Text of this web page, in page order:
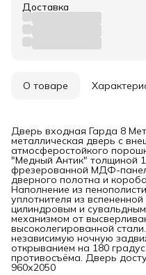
Доставка
О товаре
Дверь входная Гарда 8
металлическая дверь с
атмосферостойкого
"Медный Антик" толщиной
фрезерованной МДФ-
дверного полотна и
Наполнение из
уплотнителя из
цилиндровым и
механизмом от
высоколегированной
независимую ночную
открыванием на 180
противосъёма. Дверь
960х2050